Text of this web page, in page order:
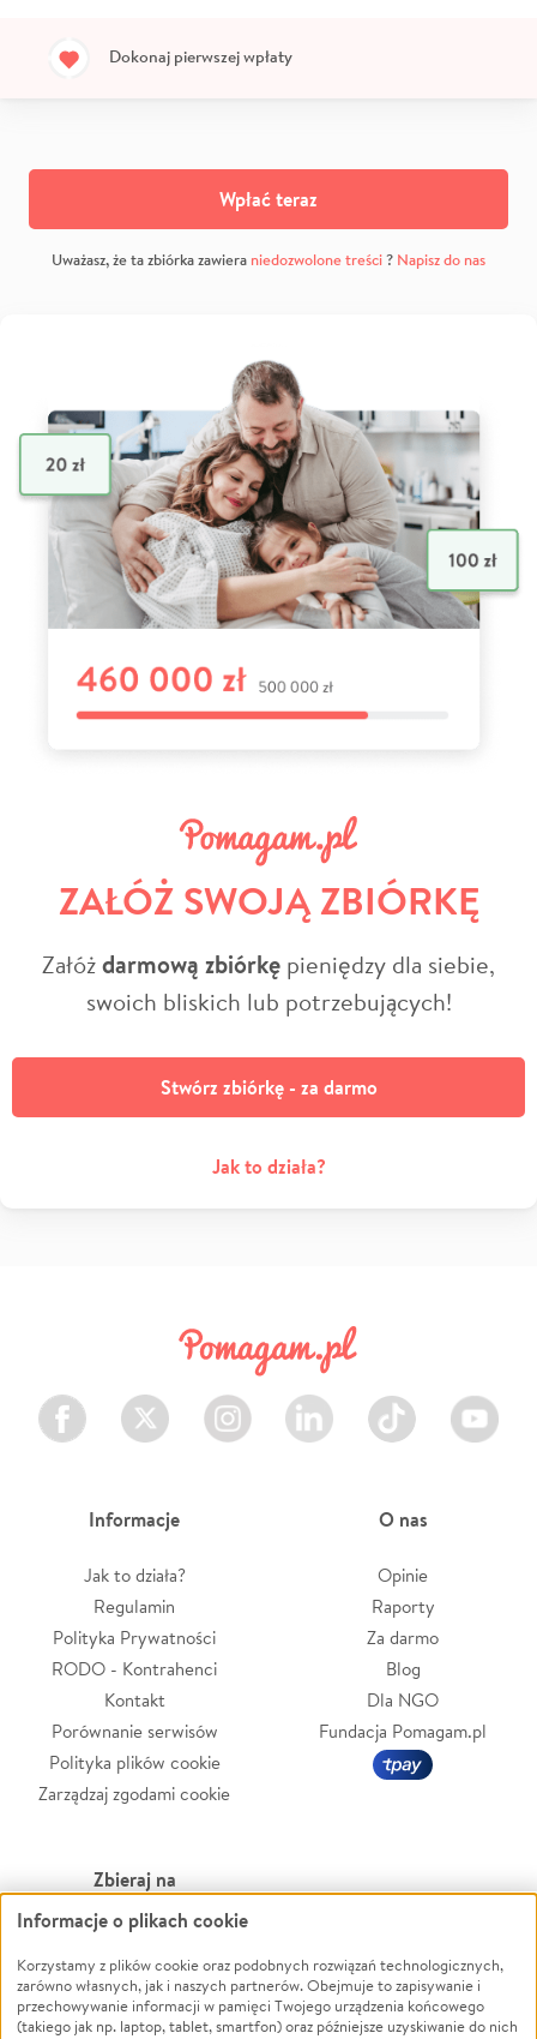
Dokonaj pierwszej wpłaty
Wpłać teraz
Uważasz, że ta zbiórka zawiera niedozwolone treści? Napisz do nas
ZAŁÓŻ SWOJĄ ZBIÓRKĘ
Załóżdarmową zbiórkę pieniędzy dla siebie,
swoich bliskich lub potrzebujących!
Stwórz zbiórkę - za darmo
Jak to działa?
Facebook Twitter Instagram LinkedIn TikTok Youtube
Informacje
Jak to działa?
Regulamin
Polityka Prywatności
RODO - Kontrahenci
Kontakt
Porównanie serwisów
Polityka plików cookie
Zarządzaj zgodami cookie
O nas
Opinie
Raporty
Za darmo
Blog
Dla NGO
Fundacja Pomagam.pl
Zbieraj na
Leczenie
Zwierzęta
Pożar
Ukraina
Powódź
Wichura
NGO
Informacje o plikach cookie
Korzystamy z plików cookie oraz podobnych rozwiązań technologicznych,
zarówno własnych, jak i naszych partnerów. Obejmuje to zapisywanie i
przechowywanie informacji w pamięci Twojego urządzenia końcowego
(takiego jak np. laptop, tablet, smartfon) oraz późniejsze uzyskiwanie do nich